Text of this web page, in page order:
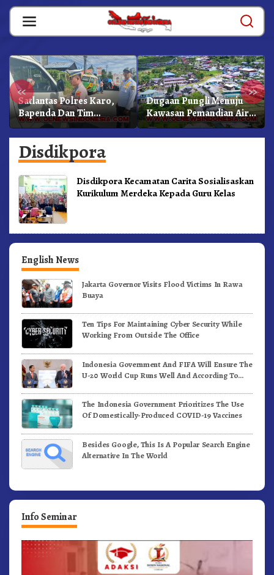
Skip
content
« »
Satlantas Polres Karo,
Bapenda Dan Tim
Lainnya Gelar Oprasi
Sadar Pajak Kenderaan
Dugaan Pungli Menuju
Kawasan Pemandian Air
Panas Semangat Gunung
– Doulu Foto Dan
Disdikpora
Disdikpora Kecamatan Carita Sosialisaskan
Kurikulum Merdeka Kepada Guru Kelas
English News
Jakarta Governor Visits Flood Victims In Rawa
Buaya
Ten Tips For Maintaining Cyber Security While
Working From Outside The Office
Indonesia Government And FIFA Will Ensure The
U-20 World Cup Runs Well And According To
The Indonesia Government Prioritizes The Use
Of Domestically-Produced COVID-19 Vaccines
Besides Google, This Is A Popular Search Engine
Alternative In The World
Info Seminar